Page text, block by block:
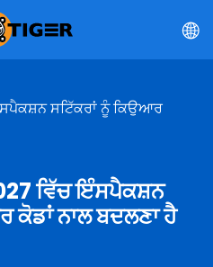
ਸਟਿੱਕਰਾਂ ਨੂੰ ਕਿਉਆਰ
ਵਿੱਚ ਇੰਸਪੈਕਸ਼ਨ
ਕੋਡਾਂ ਨਾਲ ਬਦਲਣਾ ਹੈ